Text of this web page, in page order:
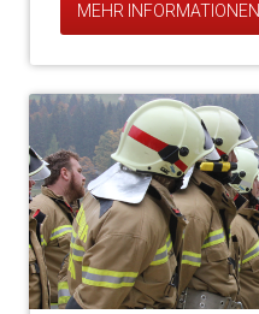
MEHR INFORMATIONEN